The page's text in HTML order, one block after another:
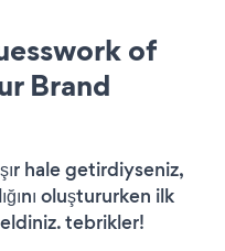
of
Brand
hale getirdiyseniz,
oluştururken ilk
tebrikler!